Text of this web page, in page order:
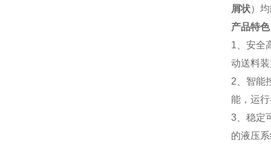
屑状）
产品特色
1、安全
动送料
2、智能
能，运
3、稳定
的液压